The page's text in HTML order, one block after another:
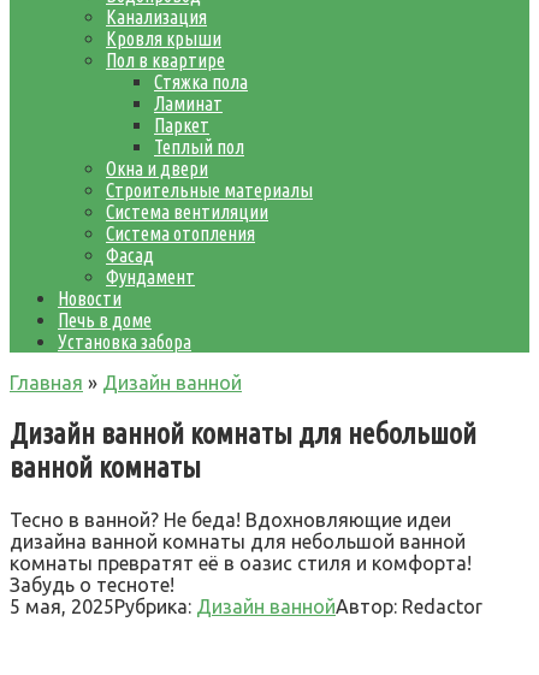
Канализация
Кровля крыши
Пол в квартире
Стяжка пола
Ламинат
Паркет
Теплый пол
Окна и двери
Строительные материалы
Система вентиляции
Система отопления
Фасад
Фундамент
Новости
Печь в доме
Установка забора
Главная » Дизайн ванной
Дизайн ванной комнаты для небольшой
ванной комнаты
Тесно в ванной? Не беда! Вдохновляющие идеи
дизайна ванной комнаты для небольшой ванной
комнаты превратят её в оазис стиля и комфорта!
Забудь о тесноте!
5 мая, 2025Рубрика: Дизайн ваннойАвтор: Redactor